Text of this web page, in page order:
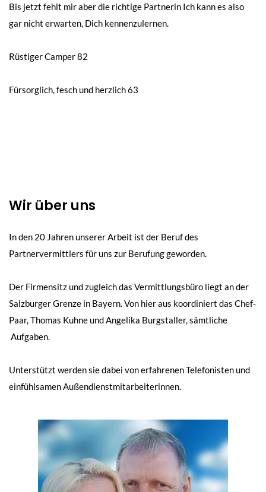
Bis jetzt fehlt mir aber die richtige Partnerin Ich kann es also
gar nicht erwarten, Dich kennenzulernen.
Beitragsnavigation
Rüstiger Camper 82
Fürsorglich, fesch und herzlich 63
Wir über uns
In den 20 Jahren unserer Arbeit ist der Beruf des
Partnervermittlers für uns zur Berufung geworden.
Der Firmensitz und zugleich das Vermittlungsbüro liegt an der
Salzburger Grenze in Bayern. Von hier aus koordiniert das Chef-
Paar, Thomas Kuhne und Angelika Burgstaller, sämtliche
Aufgaben.
Unterstützt werden sie dabei von erfahrenen Telefonisten und
einfühlsamen Außendienstmitarbeiterinnen.